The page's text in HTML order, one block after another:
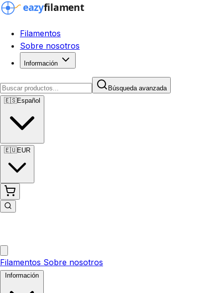
Filamentos
Sobre nosotros
Información
Búsqueda avanzada
🇪🇸Español
🇪🇺EUR
Filamentos Sobre nosotros